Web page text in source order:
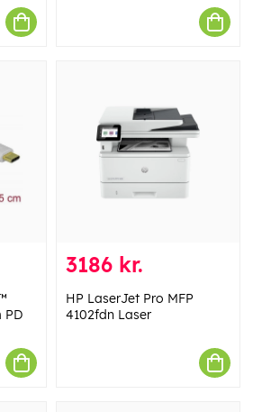
PD
3186 kr.
HP LaserJet Pro MFP
4102fdn Laser